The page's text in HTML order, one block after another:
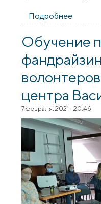
Подробнее
Обучение
центра
7 февраля, 2021 - 20:46